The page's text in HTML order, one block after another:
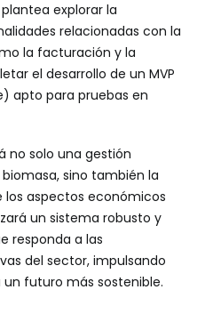
explorar la
relacionadas con la
la facturación y la
el desarrollo de un MVP
apto para pruebas en
no solo una gestión
sino también la
aspectos económicos
un sistema robusto y
responda a las
del sector, impulsando
futuro más sostenible.